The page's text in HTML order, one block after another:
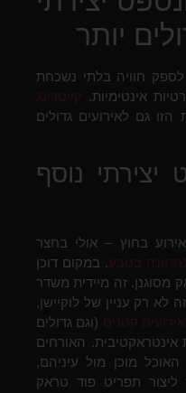
יותר
לספק חוויה בלתי נשכחת
אינטימיות. קייטרינג
גם לאירועים גדולים
יצירתי נוסף
בחוץ – אולי בחצר
לחתונה בטבע. במקום דוכן
מסוגנן. זה מיידית משדר
לא רק עניין של לוקיישן,
קטנים (וגם גדולים
אינטראקטיבית. האורחים
מוכן מול עיניהם,
תפריט פוד טראק